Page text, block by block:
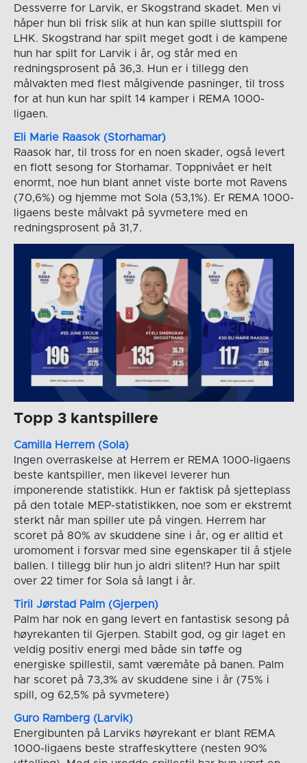
Dessverre for Larvik, er Skogstrand skadet. Men vi
håper hun bli frisk slik at hun kan spille sluttspill for
LHK. Skogstrand har spilt meget godt i de kampene
hun har spilt for Larvik i år, og står med en
redningsprosent på 36,3. Hun er i tillegg den
målvakten med flest målgivende pasninger, til tross
for at hun kun har spilt 14 kamper i REMA 1000-
ligaen.
Eli Marie Raasok (Storhamar)
Raasok har, til tross for en noen skader, også levert
en flott sesong for Storhamar. Toppnivået er helt
enormt, noe hun blant annet viste borte mot Ravens
(70,6%) og hjemme mot Sola (53,1%). Er REMA 1000-
ligaens beste målvakt på syvmetere med en
redningsprosent på 31,7.
Topp 3 kantspillere
Camilla Herrem (Sola)
Ingen overraskelse at Herrem er REMA 1000-ligaens
beste kantspiller, men likevel leverer hun
imponerende statistikk. Hun er faktisk på sjetteplass
på den totale MEP-statistikken, noe som er ekstremt
sterkt når man spiller ute på vingen. Herrem har
scoret på 80% av skuddene sine i år, og er alltid et
uromoment i forsvar med sine egenskaper til å stjele
ballen. I tillegg blir hun jo aldri sliten!? Hun har spilt
over 22 timer for Sola så langt i år.
Tiril Jørstad Palm (Gjerpen)
Palm har nok en gang levert en fantastisk sesong på
høyrekanten til Gjerpen. Stabilt god, og gir laget en
veldig positiv energi med både sin tøffe og
energiske spillestil, samt væremåte på banen. Palm
har scoret på 73,3% av skuddene sine i år (75% i
spill, og 62,5% på syvmetere)
Guro Ramberg (Larvik)
Energibunten på Larviks høyrekant er blant REMA
1000-ligaens beste straffeskyttere (nesten 90%